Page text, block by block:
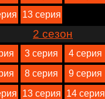
13 серия
2 сезон
3 серия 4 серия
8 серия 9 серия
13 серия 14 серия